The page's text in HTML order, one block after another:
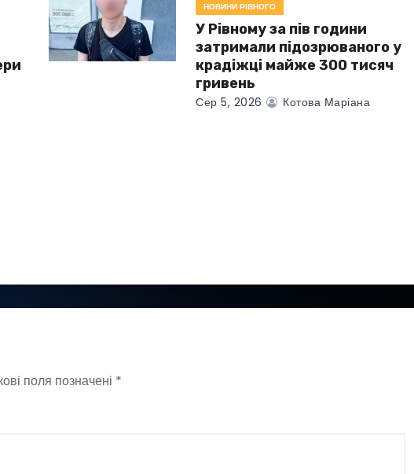
НОВИНИ РІВНОГО
У Рівному за пів години
затримали підозрюваного у
крадіжці майже 300 тисяч
гривень
Сер 5, 2026 Котова Маріана
поля позначені *